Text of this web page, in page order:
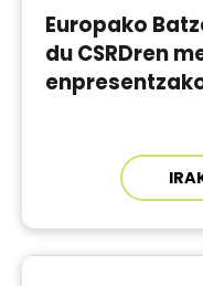
Europako
du CSRDren